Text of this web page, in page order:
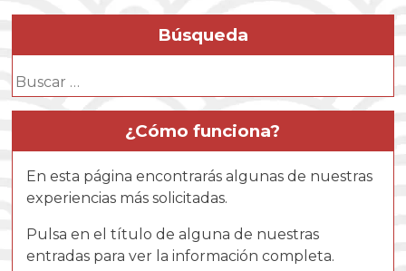
Búsqueda
Buscar:
¿Cómo funciona?
En esta página encontrarás algunas de nuestras
experiencias más solicitadas.
Pulsa en el título de alguna de nuestras
entradas para ver la información completa.